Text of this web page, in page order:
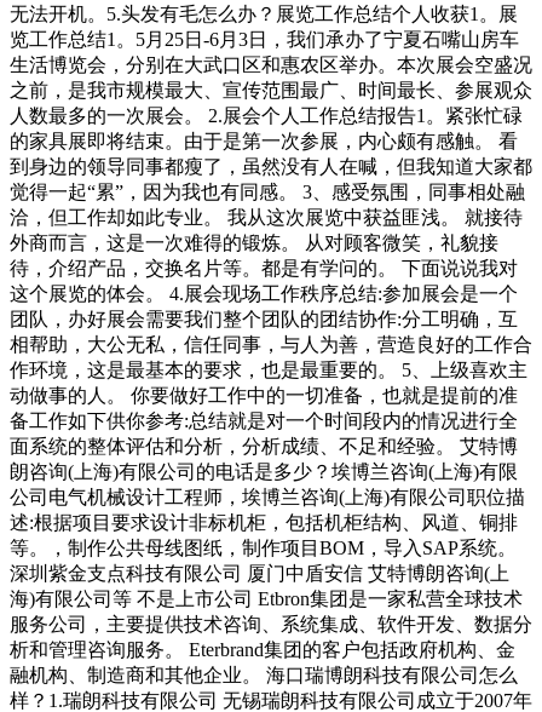
无法开机。5.头发有毛怎么办？展览工作总结个人收获1。展
览工作总结1。5月25日-6月3日，我们承办了宁夏石嘴山房车
生活博览会，分别在大武口区和惠农区举办。本次展会空盛况
之前，是我市规模最大、宣传范围最广、时间最长、参展观众
人数最多的一次展会。 2.展会个人工作总结报告1。紧张忙碌
的家具展即将结束。由于是第一次参展，内心颇有感触。 看
到身边的领导同事都瘦了，虽然没有人在喊，但我知道大家都
觉得一起“累”，因为我也有同感。 3、感受氛围，同事相处融
洽，但工作却如此专业。 我从这次展览中获益匪浅。 就接待
外商而言，这是一次难得的锻炼。 从对顾客微笑，礼貌接
待，介绍产品，交换名片等。都是有学问的。 下面说说我对
这个展览的体会。 4.展会现场工作秩序总结:参加展会是一个
团队，办好展会需要我们整个团队的团结协作:分工明确，互
相帮助，大公无私，信任同事，与人为善，营造良好的工作合
作环境，这是最基本的要求，也是最重要的。 5、上级喜欢主
动做事的人。 你要做好工作中的一切准备，也就是提前的准
备工作如下供你参考:总结就是对一个时间段内的情况进行全
面系统的整体评估和分析，分析成绩、不足和经验。 艾特博
朗咨询(上海)有限公司的电话是多少？埃博兰咨询(上海)有限
公司电气机械设计工程师，埃博兰咨询(上海)有限公司职位描
述:根据项目要求设计非标机柜，包括机柜结构、风道、铜排
等。，制作公共母线图纸，制作项目BOM，导入SAP系统。
深圳紫金支点科技有限公司 厦门中盾安信 艾特博朗咨询(上
海)有限公司等 不是上市公司 Etbron集团是一家私营全球技术
服务公司，主要提供技术咨询、系统集成、软件开发、数据分
析和管理咨询服务。 Eterbrand集团的客户包括政府机构、金
融机构、制造商和其他企业。 海口瑞博朗科技有限公司怎么
样？1.瑞朗科技有限公司 无锡瑞朗科技有限公司成立于2007年